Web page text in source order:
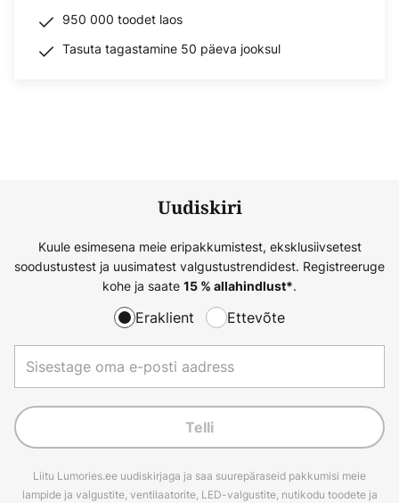
950 000 toodet laos
Tasuta tagastamine 50 päeva jooksul
Uudiskiri
Kuule esimesena meie eripakkumistest, eksklusiivsetest
soodustustest ja uusimatest valgustustrendidest. Registreeruge
kohe ja saate 15 % allahindlust*.
Eraklient Ettevõte
Telli
Liitu Lumories.ee uudiskirjaga ja saa suurepäraseid pakkumisi meie
lampide ja valgustite, ventilaatorite, LED-valgustite, nutikodu toodete ja